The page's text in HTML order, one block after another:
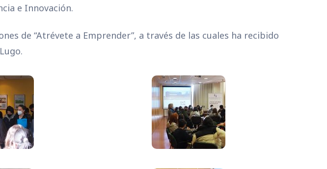
e Innovación.
de “Atrévete a Emprender”, a través de las cuales ha recibido